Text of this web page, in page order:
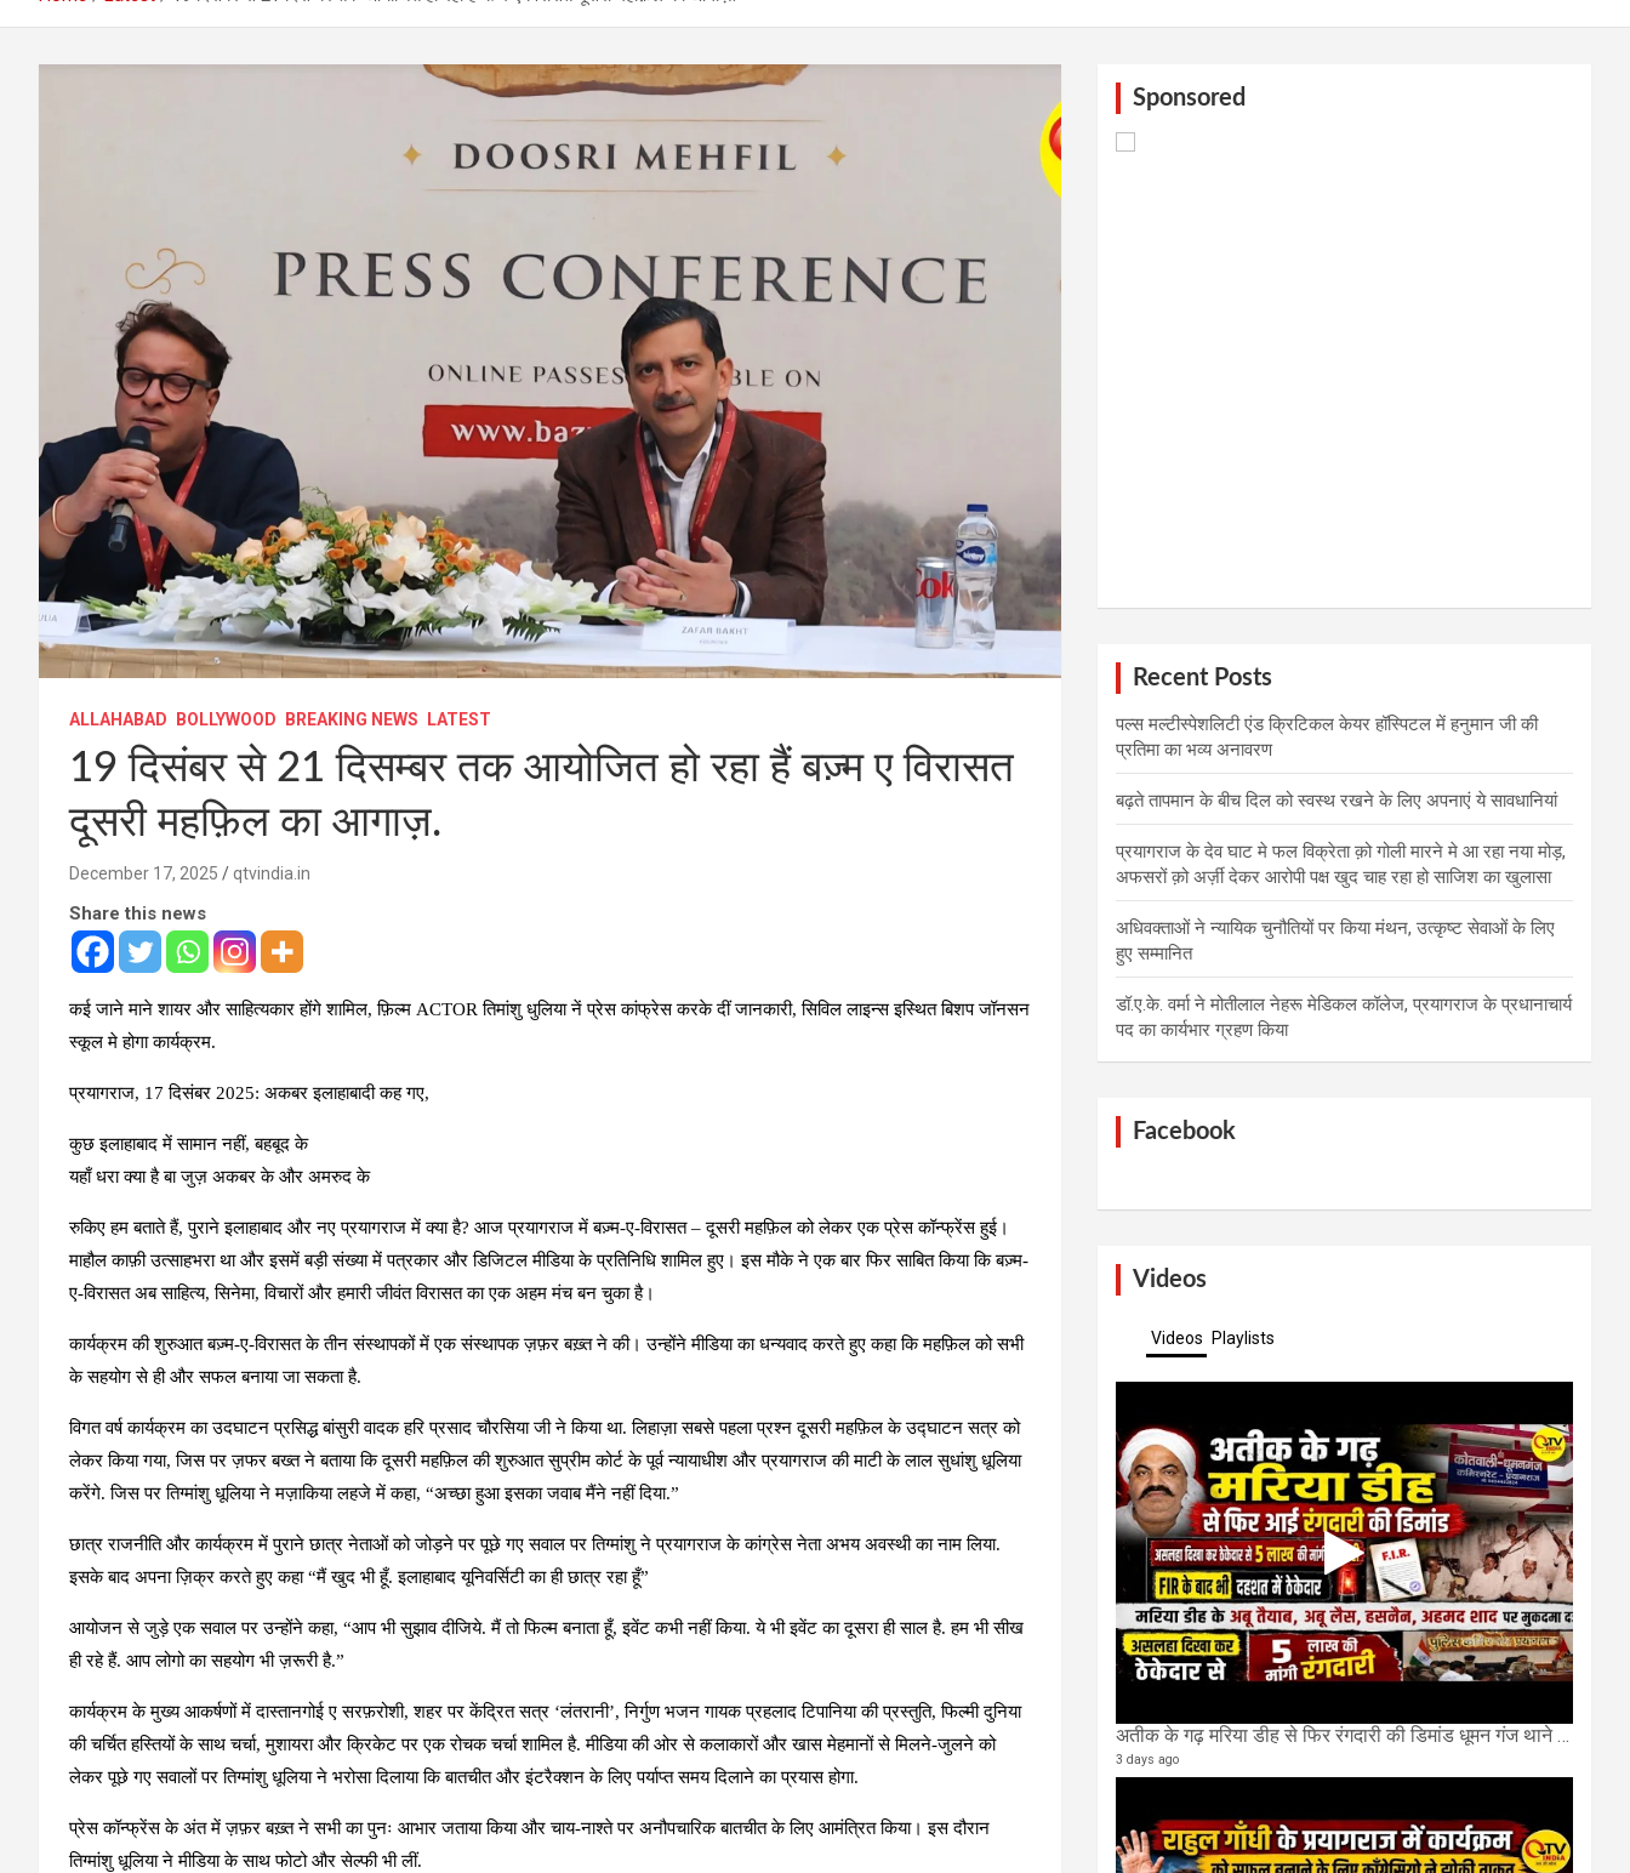
ALLAHABAD BOLLYWOOD BREAKING NEWS LATEST
19 दिसंबर से 21 दिसम्बर तक आयोजित हो रहा हैं बज़्म ए विरासत
दूसरी महफ़िल का आगाज़.
December 17, 2025 qtvindia.in
Share this news
कई जाने माने शायर और साहित्यकार होंगे शामिल, फ़िल्म ACTOR तिमांशु धुलिया नें प्रेस कांफ्रेस करके दीं जानकारी, सिविल लाइन्स इस्थित बिशप जॉनसन
स्कूल मे होगा कार्यक्रम.
प्रयागराज, 17 दिसंबर 2025: अकबर इलाहाबादी कह गए,
कुछ इलाहाबाद में सामान नहीं, बहबूद के
यहाँ धरा क्या है बा जुज़ अकबर के और अमरुद के
रुकिए हम बताते हैं, पुराने इलाहाबाद और नए प्रयागराज में क्या है? आज प्रयागराज में बज़्म-ए-विरासत – दूसरी महफ़िल को लेकर एक प्रेस कॉन्फ्रेंस हुई।
माहौल काफ़ी उत्साहभरा था और इसमें बड़ी संख्या में पत्रकार और डिजिटल मीडिया के प्रतिनिधि शामिल हुए। इस मौके ने एक बार फिर साबित किया कि बज़्म-
ए-विरासत अब साहित्य, सिनेमा, विचारों और हमारी जीवंत विरासत का एक अहम मंच बन चुका है।
कार्यक्रम की शुरुआत बज़्म-ए-विरासत के तीन संस्थापकों में एक संस्थापक ज़फ़र बख़्त ने की। उन्होंने मीडिया का धन्यवाद करते हुए कहा कि महफ़िल को सभी
के सहयोग से ही और सफल बनाया जा सकता है.
विगत वर्ष कार्यक्रम का उदघाटन प्रसिद्ध बांसुरी वादक हरि प्रसाद चौरसिया जी ने किया था. लिहाज़ा सबसे पहला प्रश्न दूसरी महफ़िल के उद्घाटन सत्र को
लेकर किया गया, जिस पर ज़फर बख्त ने बताया कि दूसरी महफ़िल की शुरुआत सुप्रीम कोर्ट के पूर्व न्यायाधीश और प्रयागराज की माटी के लाल सुधांशु धूलिया
करेंगे. जिस पर तिग्मांशु धूलिया ने मज़ाकिया लहजे में कहा, “अच्छा हुआ इसका जवाब मैंने नहीं दिया.”
छात्र राजनीति और कार्यक्रम में पुराने छात्र नेताओं को जोड़ने पर पूछे गए सवाल पर तिग्मांशु ने प्रयागराज के कांग्रेस नेता अभय अवस्थी का नाम लिया.
इसके बाद अपना ज़िक्र करते हुए कहा “मैं खुद भी हूँ. इलाहाबाद यूनिवर्सिटी का ही छात्र रहा हूँ”
आयोजन से जुड़े एक सवाल पर उन्होंने कहा, “आप भी सुझाव दीजिये. मैं तो फिल्म बनाता हूँ, इवेंट कभी नहीं किया. ये भी इवेंट का दूसरा ही साल है. हम भी सीख
ही रहे हैं. आप लोगो का सहयोग भी ज़रूरी है.”
कार्यक्रम के मुख्य आकर्षणों में दास्तानगोई ए सरफ़रोशी, शहर पर केंद्रित सत्र ‘लंतरानी’, निर्गुण भजन गायक प्रहलाद टिपानिया की प्रस्तुति, फिल्मी दुनिया
की चर्चित हस्तियों के साथ चर्चा, मुशायरा और क्रिकेट पर एक रोचक चर्चा शामिल है. मीडिया की ओर से कलाकारों और खास मेहमानों से मिलने-जुलने को
लेकर पूछे गए सवालों पर तिग्मांशु धूलिया ने भरोसा दिलाया कि बातचीत और इंटरैक्शन के लिए पर्याप्त समय दिलाने का प्रयास होगा.
प्रेस कॉन्फ्रेंस के अंत में ज़फ़र बख़्त ने सभी का पुनः आभार जताया किया और चाय-नाश्ते पर अनौपचारिक बातचीत के लिए आमंत्रित किया। इस दौरान
तिग्मांशु धूलिया ने मीडिया के साथ फोटो और सेल्फी भी लीं.
Sponsored
Recent Posts
पल्स मल्टीस्पेशलिटी एंड क्रिटिकल केयर हॉस्पिटल में हनुमान जी की
प्रतिमा का भव्य अनावरण
बढ़ते तापमान के बीच दिल को स्वस्थ रखने के लिए अपनाएं ये सावधानियां
प्रयागराज के देव घाट मे फल विक्रेता क़ो गोली मारने मे आ रहा नया मोड़,
अफसरों क़ो अर्ज़ी देकर आरोपी पक्ष खुद चाह रहा हो साजिश का खुलासा
अधिवक्ताओं ने न्यायिक चुनौतियों पर किया मंथन, उत्कृष्ट सेवाओं के लिए
हुए सम्मानित
डॉ.ए.के. वर्मा ने मोतीलाल नेहरू मेडिकल कॉलेज, प्रयागराज के प्रधानाचार्य
पद का कार्यभार ग्रहण किया
Facebook
Videos
Videos Playlists
अतीक के गढ़ मरिया डीह से फिर रंगदारी की डिमांड धूमन गंज थाने मे 4 के खिलाफ मुकदमा दर्ज
3 days ago